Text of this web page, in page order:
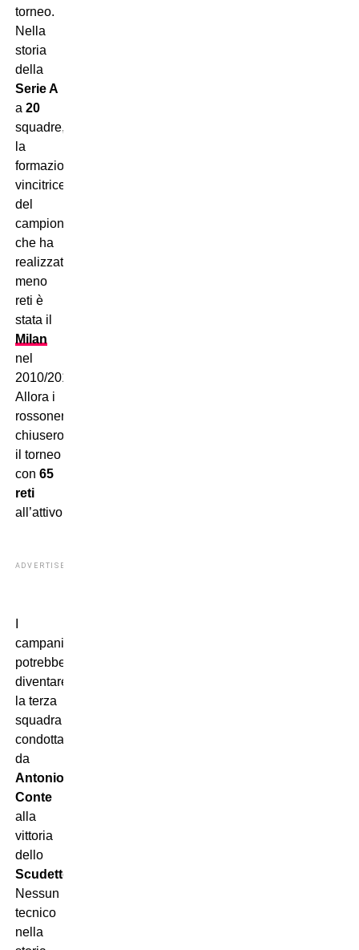
torneo.
Nella
storia
della
Serie A
a 20
squadre,
la
formazione
vincitrice
del
campionato
che ha
realizzato
meno
reti è
stata il
Milan
nel
2010/2011.
Allora i
rossoneri
chiusero
il torneo
con 65
reti
all’attivo.
ADVERTISEMENT
campani
potrebbero
diventare
la terza
squadra
condotta
da
Antonio
Conte
alla
vittoria
dello
Scudetto
Nessun
tecnico
nella